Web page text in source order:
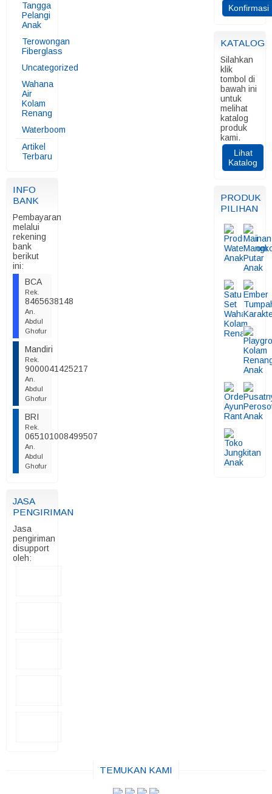
Tangga
Pelangi
Anak
Terowongan
Fiberglass
Uncategorized
Wahana
Air
Kolam
Renang
Waterboom
Artikel
Terbaru
INFO
BANK
Pembayaran
melalui
rekening
bank
berikut
ini:
BCA
Rek.
8465638148
An.
Abdul
Ghofur
Mandiri
Rek.
9000041425217
An.
Abdul
Ghofur
BRI
Rek.
065101008499507
An.
Abdul
Ghofur
JASA
PENGIRIMAN
Jasa
pengiriman
disupport
oleh:
Konfirmasi
KATALOG
Silahkan
klik
tombol di
bawah ini
untuk
melihat
katalog
produk
kami.
Lihat
Katalog
PRODUK
PILIHAN
TEMUKAN KAMI